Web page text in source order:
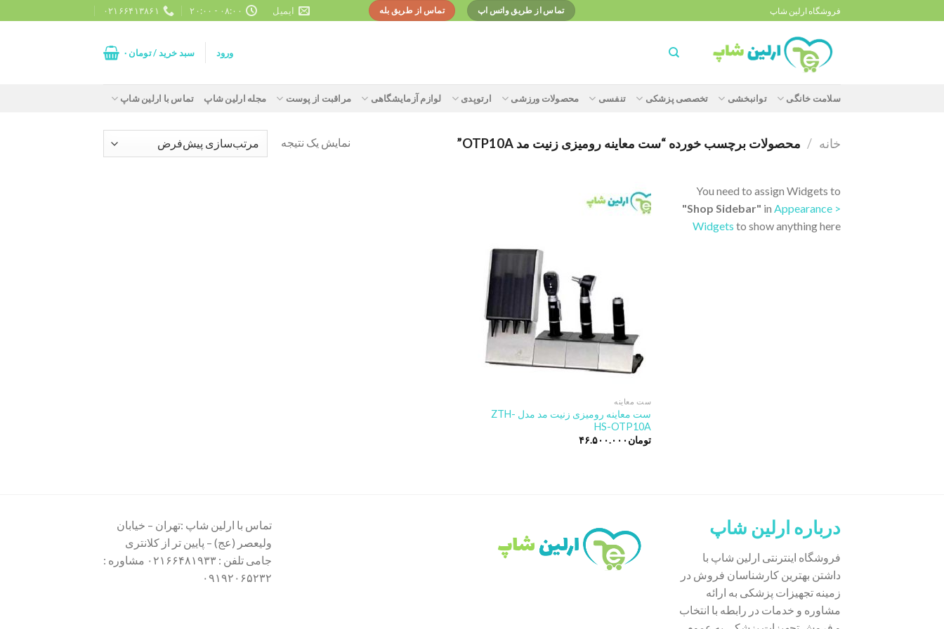
to
فروشگاه ارلین شاپ تماس از طریق واتس اپ تماس از طریق بله ایمیل ۰۸:۰۰ - ۲۰:۰۰ ۰۲۱۶۶۴۱۳۸۶۱
ورود سبد خرید /تومان ۰
سلامت خانگی توانبخشی تخصصی پزشکی تنفسی محصولات ورزشی ارتوپدی لوازم آزمایشگاهی مراقبت از پوست مجله ارلین شاپ تماس با ارلین شاپ
خانه / محصولات برچسب خورده “ست معاینه رومیزی زنیت مد OTP10A” نمایش یک نتیجه
You need to assign Widgets to
"Shop Sidebar" in Appearance >
Widgets to show anything here
wishlist
ست معاینه
ست معاینه رومیزی زنیت مد مدل ZTH-
HS-OTP10A
تومان۴۶.۵۰۰.۰۰۰
درباره ارلین شاپ
فروشگاه اینترنتی ارلین شاپ با
داشتن بهترین کارشناسان فروش در
زمینه تجهیزات پزشکی به ارائه
مشاوره و خدمات در رابطه با انتخاب
تماس با ارلین شاپ :تهران – خیابان
ولیعصر (عج) – پایین تر از کلانتری
جامی تلفن : ۰۲۱۶۶۴۸۱۹۳۳ مشاوره :
۰۹۱۹۲۰۶۵۲۳۲